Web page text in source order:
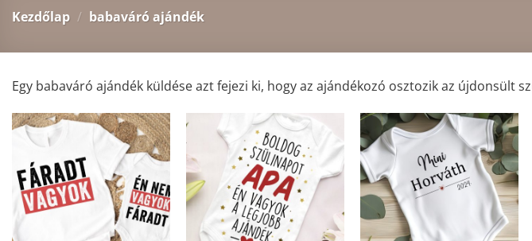
Kezdőlap / babaváró ajándék
Egy babaváró ajándék küldése azt fejezi ki, hogy az ajándékozó osztozik az